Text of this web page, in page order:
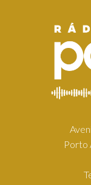
Porto